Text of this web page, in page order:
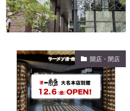
開店・閉店